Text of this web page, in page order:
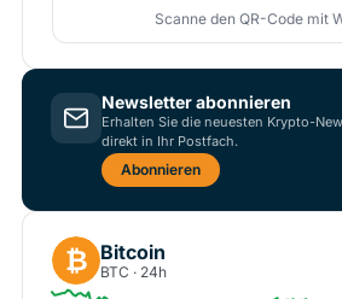
Scanne den QR-Code mit
Newsletter abonnieren
Erhalten Sie die neuesten Krypto-
direkt in Ihr Postfach.
Abonnieren
₿ Bitcoin
BTC · 24h